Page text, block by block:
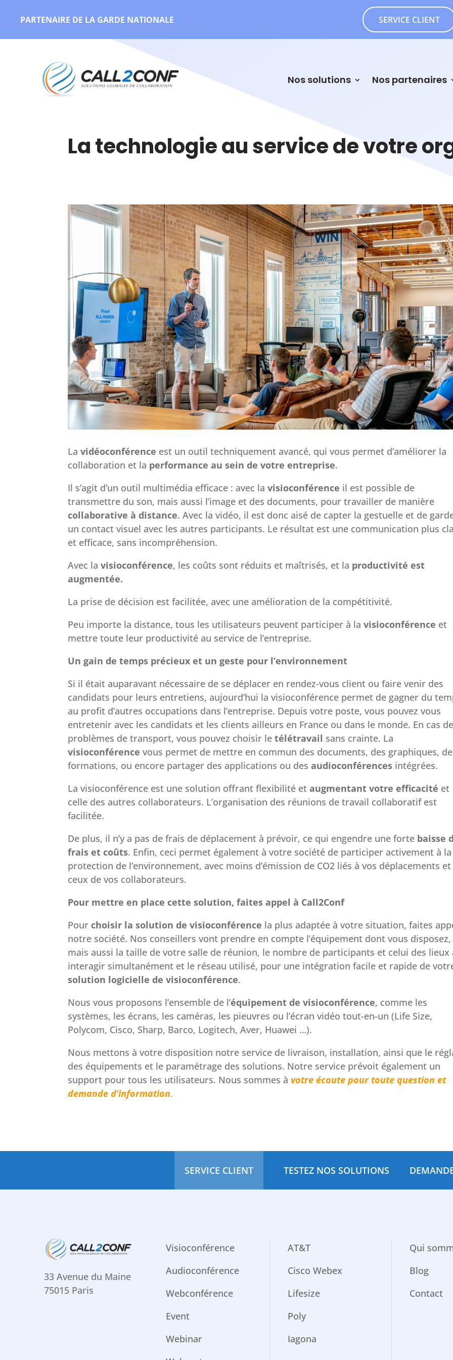
PARTENAIRE DE LA GARDE NATIONALE SERVICE CLIENT
Nos solutions Nos partenaires
La technologie au service de votre
Lavidéoconférence est un outil techniquement avancé, qui vous permet d’améliorer la
collaboration et la performance au sein de votre entreprise.
Il s’agit d’un outil multimédia efficace : avec lavisioconférence il est possible de
transmettre du son, mais aussi l’image et des documents, pour travailler de manière
collaborative à distance. Avec la vidéo, il est donc aisé de capter la gestuelle et de
un contact visuel avec les autres participants. Le résultat est une communication plus
et efficace, sans incompréhension.
Avec lavisioconférence, les coûts sont réduits et maîtrisés, et la productivité est
augmentée.
La prise de décision est facilitée, avec une amélioration de la compétitivité.
Peu importe la distance, tous les utilisateurs peuvent participer à lavisioconférence et
mettre toute leur productivité au service de l’entreprise.
Un gain de temps précieux et un geste pour l’environnement
Si il était auparavant nécessaire de se déplacer en rendez-vous client ou faire venir des
candidats pour leurs entretiens, aujourd’hui la visioconférence permet de gagner du
au profit d’autres occupations dans l’entreprise. Depuis votre poste, vous pouvez vous
entretenir avec les candidats et les clients ailleurs en France ou dans le monde. En cas de
problèmes de transport, vous pouvez choisir letélétravail sans crainte. La
visioconférence vous permet de mettre en commun des documents, des graphiques,
formations, ou encore partager des applications ou desaudioconférences intégrées.
La visioconférence est une solution offrant flexibilité etaugmentant votre efficacité et
celle des autres collaborateurs. L’organisation des réunions de travail collaboratif est
facilitée.
De plus, il n’y a pas de frais de déplacement à prévoir, ce qui engendre une forte baisse
frais et coûts. Enfin, ceci permet également à votre société de participer activement à la
protection de l’environnement, avec moins d’émission de CO2 liés à vos déplacements et
ceux de vos collaborateurs.
Pour mettre en place cette solution, faites appel à Call2Conf
Pour choisir la solution de visioconférence la plus adaptée à votre situation, faites
notre société. Nos conseillers vont prendre en compte l’équipement dont vous disposez,
mais aussi la taille de votre salle de réunion, le nombre de participants et celui des lieux
interagir simultanément et le réseau utilisé, pour une intégration facile et rapide de
solution logicielle de visioconférence.
Nous vous proposons l’ensemble de l’équipement de visioconférence, comme les
systèmes, les écrans, les caméras, les pieuvres ou l’écran vidéo tout-en-un (Life Size,
Polycom, Cisco, Sharp, Barco, Logitech, Aver, Huawei …).
Nous mettons à votre disposition notre service de livraison, installation, ainsi que le
des équipements et le paramétrage des solutions. Notre service prévoit également un
support pour tous les utilisateurs. Nous sommes à votre écoute pour toute question et
demande d’information.
SERVICE CLIENT TESTEZ NOS SOLUTIONS
33 Avenue du Maine
75015 Paris
Visioconférence
Audioconférence
Webconférence
Event
Webinar
AT&T
Cisco Webex
Lifesize
Poly
Iagona
Qui
Blog
Contact